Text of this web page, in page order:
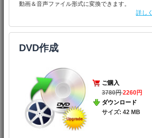
動画＆音声ファイル形式に変換できます。
詳しく
DVD作成
ご購入
3780円2260円
ダウンロード
サイズ: 42 MB